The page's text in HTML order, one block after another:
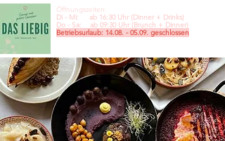
Öffnungszeiten:
Di - Mi: ab 16:30 Uhr (Dinner + Drinks)
Do - Sa: ab 09:30 Uhr (Brunch + Dinner)
Betriebsurlaub: 14.08. - 05.09. geschlossen